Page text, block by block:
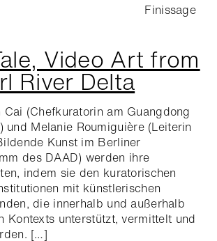
Video Art from
River Delta
Finissage
(Chefkuratorin am Guangdong
und Melanie Roumiguière (Leiterin
Kunst im Berliner
des DAAD) werden ihre
indem sie den kuratorischen
mit künstlerischen
die innerhalb und außerhalb
Kontexts unterstützt, vermittelt und
[…]